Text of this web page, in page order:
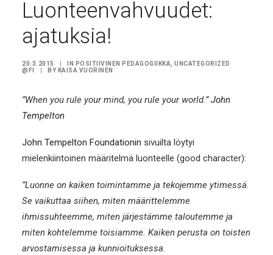
Luonteenvahvuudet:
ajatuksia!
20.3.2015 IN POSITIIVINEN PEDAGOGIIKKA
UNCATEGORIZED
@FI
BY KAISA VUORINEN
”When you rule your mind, you rule your world.”John
Tempelton
John Tempelton Foundationin sivuilta löytyi
mielenkiintoinen määritelmä luonteelle (good character):
”Luonne on kaiken toimintamme ja tekojemme ytimessä.
Se vaikuttaa siihen, miten määrittelemme
ihmissuhteemme, miten järjestämme taloutemme ja
miten kohtelemme toisiamme. Kaiken perusta on toisten
arvostamisessa ja kunnioituksessa.